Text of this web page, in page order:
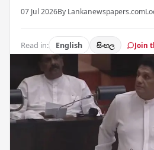
07 Jul 2026By Lankanewspapers.com
Read in: English සිංහල Join